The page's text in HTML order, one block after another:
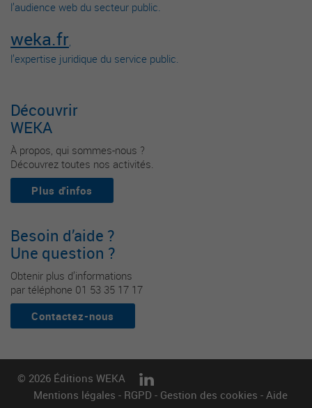
l’audience web du secteur public.
weka.fr,
l’expertise juridique du service public.
Découvrir
WEKA
À propos, qui sommes-nous ?
Découvrez toutes nos activités.
Plus d'infos
Besoin d’aide ?
Une question ?
Obtenir plus d’informations
par téléphone 01 53 35 17 17
Contactez-nous
© 2026 Éditions WEKA
Mentions légales - RGPD - Gestion des cookies - Aide